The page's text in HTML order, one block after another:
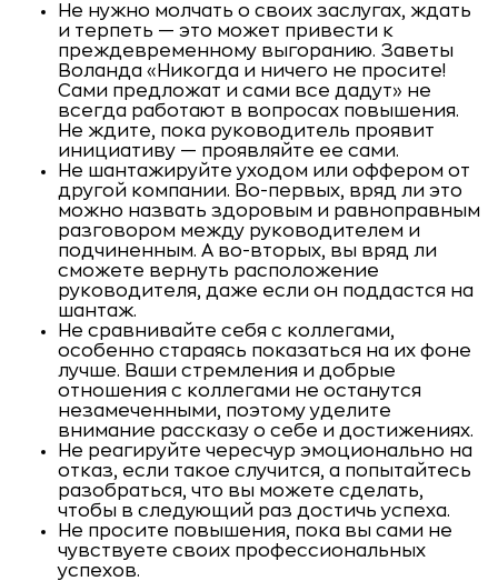
Не нужно молчать о своих заслугах, ждать
и терпеть — это может привести к
преждевременному выгоранию. Заветы
Воланда «Никогда и ничего не просите!
Сами предложат и сами все дадут» не
всегда работают в вопросах повышения.
Не ждите, пока руководитель проявит
инициативу — проявляйте ее сами.
Не шантажируйте уходом или оффером от
другой компании. Во-первых, вряд ли это
можно назвать здоровым и равноправным
разговором между руководителем и
подчиненным. А во-вторых, вы вряд ли
сможете вернуть расположение
руководителя, даже если он поддастся на
шантаж.
Не сравнивайте себя с коллегами,
особенно стараясь показаться на их фоне
лучше. Ваши стремления и добрые
отношения с коллегами не останутся
незамеченными, поэтому уделите
внимание рассказу о себе и достижениях.
Не реагируйте чересчур эмоционально на
отказ, если такое случится, а попытайтесь
разобраться, что вы можете сделать,
чтобы в следующий раз достичь успеха.
Не просите повышения, пока вы сами не
чувствуете своих профессиональных
успехов.